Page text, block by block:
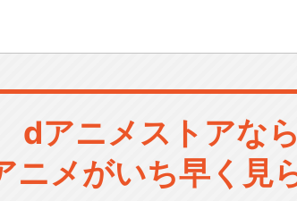
dアニメストアなら
ニメがいち早く見